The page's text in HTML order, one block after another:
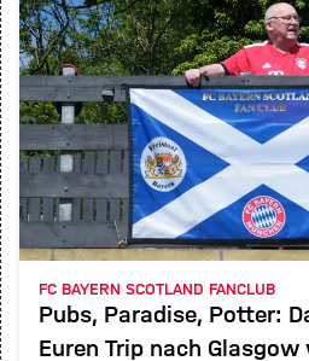
FC BAYERN SCOTLAND FANCLUB
Pubs, Paradise, Potter:
Euren Trip nach Glasgow